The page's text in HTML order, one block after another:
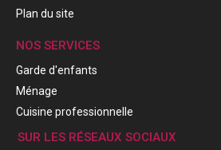
Plan du site
NOS SERVICES
Garde d'enfants
Ménage
Cuisine professionnelle
SUR LES RÉSEAUX SOCIAUX